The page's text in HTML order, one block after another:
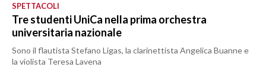
SPETTACOLI
Tre studenti UniCa nella prima orchestra
universitaria nazionale
Sono il flautista Stefano Ligas, la clarinettista Angelica Buanne e
la violista Teresa Lavena